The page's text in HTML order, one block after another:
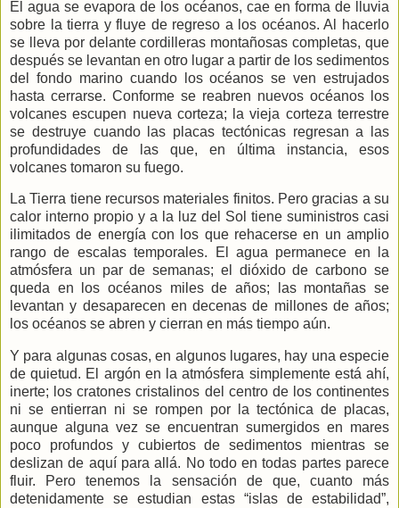
El agua se evapora de los océanos, cae en forma de lluvia
sobre la tierra y fluye de regreso a los océanos. Al hacerlo
se lleva por delante cordilleras montañosas completas, que
después se levantan en otro lugar a partir de los sedimentos
del fondo marino cuando los océanos se ven estrujados
hasta cerrarse. Conforme se reabren nuevos océanos los
volcanes escupen nueva corteza; la vieja corteza terrestre
se destruye cuando las placas tectónicas regresan a las
profundidades de las que, en última instancia, esos
volcanes tomaron su fuego.
La Tierra tiene recursos materiales finitos. Pero gracias a su
calor interno propio y a la luz del Sol tiene suministros casi
ilimitados de energía con los que rehacerse en un amplio
rango de escalas temporales. El agua permanece en la
atmósfera un par de semanas; el dióxido de carbono se
queda en los océanos miles de años; las montañas se
levantan y desaparecen en decenas de millones de años;
los océanos se abren y cierran en más tiempo aún.
Y para algunas cosas, en algunos lugares, hay una especie
de quietud. El argón en la atmósfera simplemente está ahí,
inerte; los cratones cristalinos del centro de los continentes
ni se entierran ni se rompen por la tectónica de placas,
aunque alguna vez se encuentran sumergidos en mares
poco profundos y cubiertos de sedimentos mientras se
deslizan de aquí para allá. No todo en todas partes parece
fluir. Pero tenemos la sensación de que, cuanto más
detenidamente se estudian estas “islas de estabilidad”,